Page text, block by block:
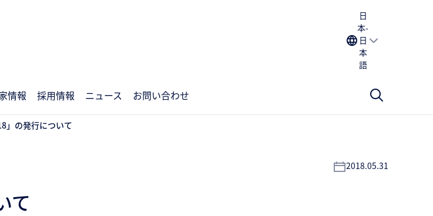
日
本-
日
本
語
情報 採用情報 ニュース お問い合わせ
」の発行について
2018.05.31
て